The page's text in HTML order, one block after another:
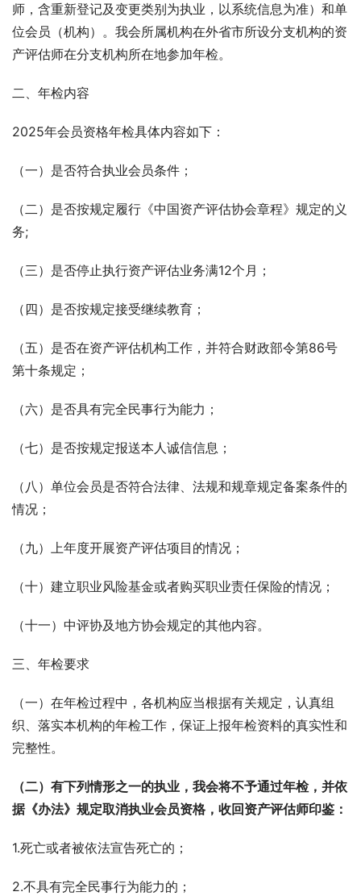
师，含重新登记及变更类别为执业，以系统信息为准）和单
位会员（机构）。我会所属机构在外省市所设分支机构的资
产评估师在分支机构所在地参加年检。
二、年检内容
2025年会员资格年检具体内容如下：
（一）是否符合执业会员条件；
（二）是否按规定履行《中国资产评估协会章程》规定的义
务;
（三）是否停止执行资产评估业务满12个月；
（四）是否按规定接受继续教育；
（五）是否在资产评估机构工作，并符合财政部令第86号
第十条规定；
（六）是否具有完全民事行为能力；
（七）是否按规定报送本人诚信信息；
（八）单位会员是否符合法律、法规和规章规定备案条件的
情况；
（九）上年度开展资产评估项目的情况；
（十）建立职业风险基金或者购买职业责任保险的情况；
（十一）中评协及地方协会规定的其他内容。
三、年检要求
（一）在年检过程中，各机构应当根据有关规定，认真组
织、落实本机构的年检工作，保证上报年检资料的真实性和
完整性。
（二）有下列情形之一的执业，我会将不予通过年检，并依
据《办法》规定取消执业会员资格，收回资产评估师印鉴：
1.死亡或者被依法宣告死亡的；
2.不具有完全民事行为能力的；